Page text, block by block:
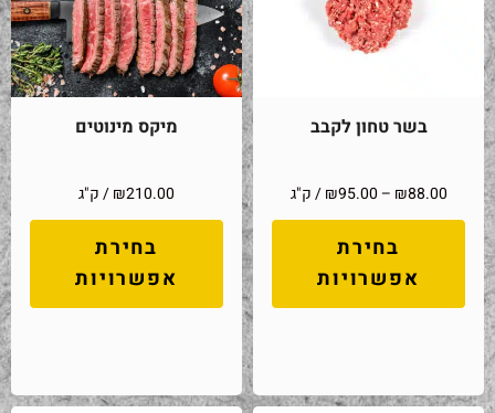
בשר טחון לקבב
₪88.00
–
₪95.00 / ק"ג
בחירת
אפשרויות
מיקס מינוטים
₪210.00 / ק"ג
בחירת
אפשרויות